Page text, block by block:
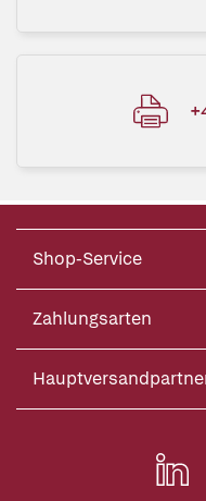
Shop-Service
Zahlungsarten